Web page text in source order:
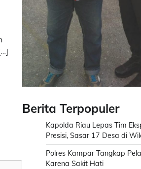
Berita Terpopuler
Kapolda Riau Lepas Tim
Presisi, Sasar 17 Desa di
Polres Kampar Tangkap
Karena Sakit Hati